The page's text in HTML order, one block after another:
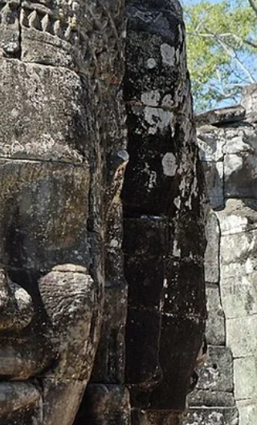
Éphèse - Grandiose cité
antique
Éphèse, située dans la région d’Anatolie en
Turquie, fut l’une des plus importantes villes de
l’Antiquité. Moins connue que Rome, Athènes...